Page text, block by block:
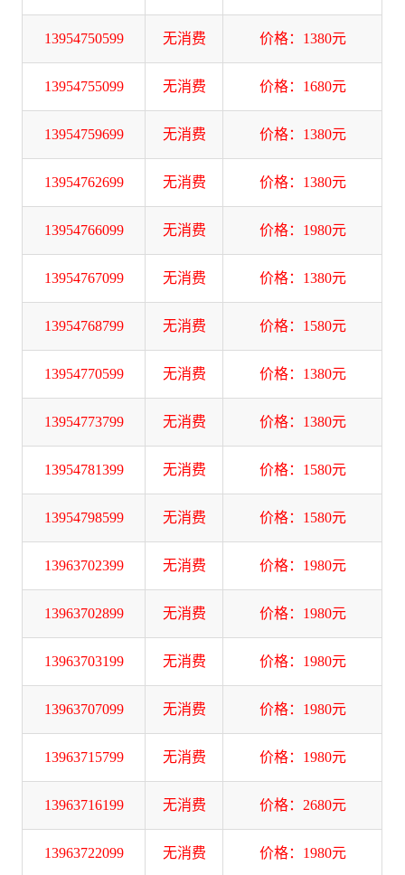
13954750599 无消费 价格：1380元
13954755099 无消费 价格：1680元
13954759699 无消费 价格：1380元
13954762699 无消费 价格：1380元
13954766099 无消费 价格：1980元
13954767099 无消费 价格：1380元
13954768799 无消费 价格：1580元
13954770599 无消费 价格：1380元
13954773799 无消费 价格：1380元
13954781399 无消费 价格：1580元
13954798599 无消费 价格：1580元
13963702399 无消费 价格：1980元
13963702899 无消费 价格：1980元
13963703199 无消费 价格：1980元
13963707099 无消费 价格：1980元
13963715799 无消费 价格：1980元
13963716199 无消费 价格：2680元
13963722099 无消费 价格：1980元